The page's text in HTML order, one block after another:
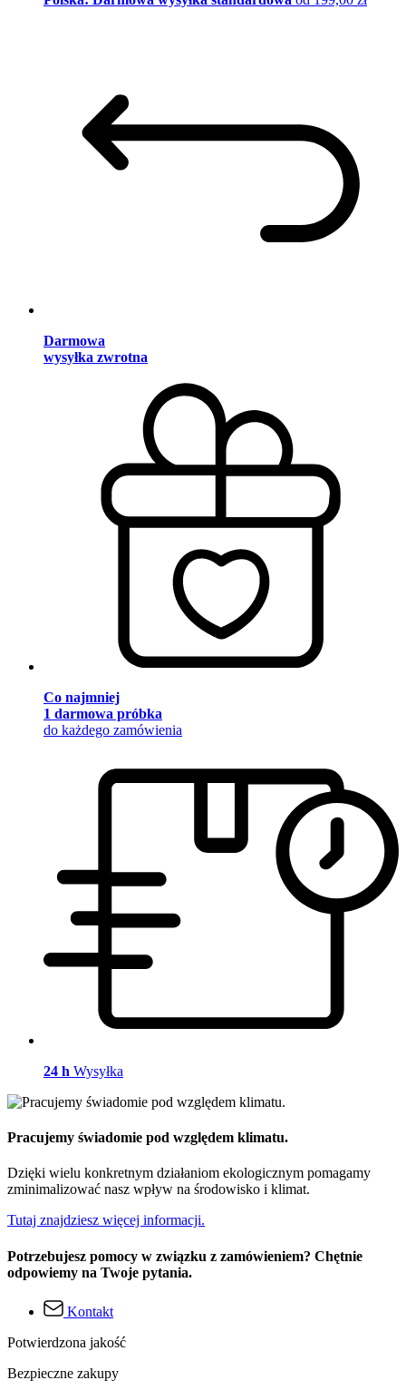
Darmowa
wysyłka zwrotna
Co najmniej
1 darmowa próbka
do każdego zamówienia
24 h Wysyłka
Pracujemy świadomie pod względem klimatu.
Dzięki wielu konkretnym działaniom ekologicznym pomagamy
zminimalizować nasz wpływ na środowisko i klimat.
Tutaj znajdziesz więcej informacji.
Potrzebujesz pomocy w związku z zamówieniem? Chętnie
odpowiemy na Twoje pytania.
Kontakt
Potwierdzona jakość
Bezpieczne zakupy